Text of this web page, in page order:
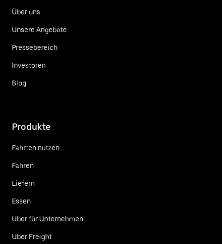
Über uns
Unsere Angebote
Pressebereich
Investoren
Blog
Produkte
Fahrten nutzen
Fahren
Liefern
Essen
Uber für Unternehmen
Uber Freight